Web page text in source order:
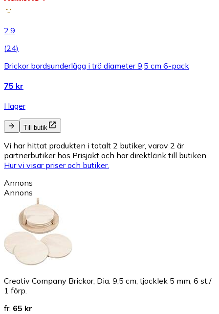
2.9
(24)
Brickor bordsunderlägg i trä diameter 9,5 cm 6-pack
75 kr
I lager
Till butik
Vi har hittat produkten i totalt 2 butiker, varav 2 är
partnerbutiker hos Prisjakt och har direktlänk till butiken.
Hur vi visar priser och butiker.
Annons
Annons
Creativ Company Brickor, Dia. 9,5 cm, tjocklek 5 mm, 6 st./
1 förp.
fr. 65 kr